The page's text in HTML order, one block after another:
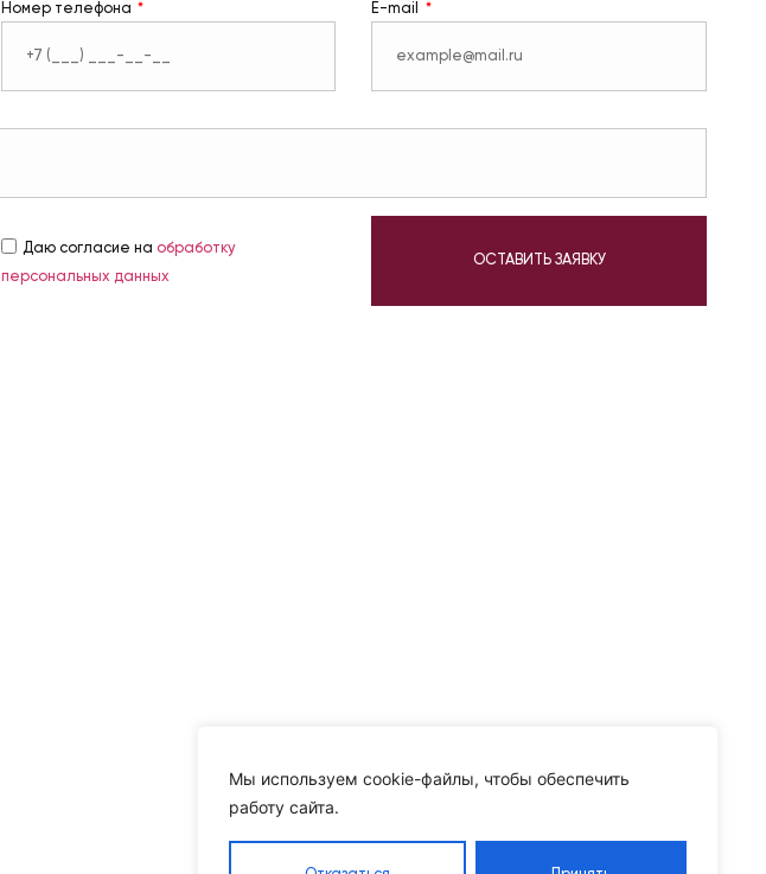
Мы используем cookie-файлы, чтобы обеспечить
работу сайта.
Номер телефона E-mail
Даю согласие на обработку
персональных данных
ОСТАВИТЬ ЗАЯВКУ